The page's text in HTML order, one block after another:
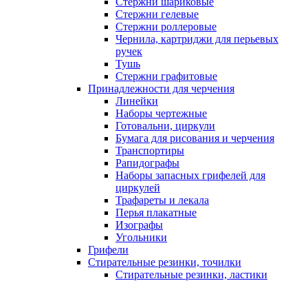
Стержни гелевые
Стержни роллеровые
Чернила, картриджи для перьевых
ручек
Тушь
Стержни графитовые
Принадлежности для черчения
Линейки
Наборы чертежные
Готовальни, циркули
Бумага для рисования и черчения
Транспортиры
Рапидографы
Наборы запасных грифелей для
циркулей
Трафареты и лекала
Перья плакатные
Изографы
Угольники
Грифели
Стирательные резинки, точилки
Стирательные резинки, ластики